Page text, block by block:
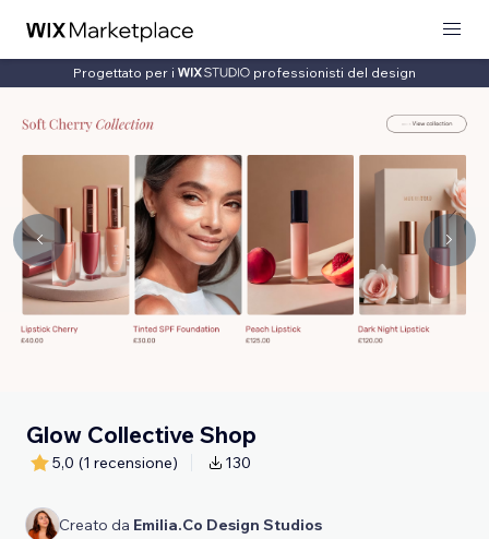
Progettato per i professionisti del design
Glow Collective Shop
5,0 (1 recensione) 130
Creato da Emilia.Co Design Studios